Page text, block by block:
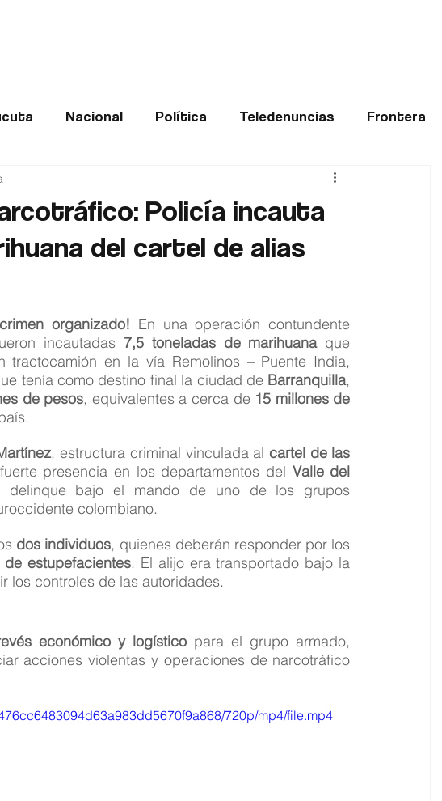
Nacional Política Teledenuncias Frontera
Buenas noticias
Norte de Santander
Policía incauta
del cartel de alias
organizado! En una operación contundente
incautadas 7,5 toneladas de marihuana que
tractocamión en la vía Remolinos – Puente India,
tenía como destino final la ciudad de Barranquilla,
de pesos, equivalentes a cerca de 15 millones de
, estructura criminal vinculada al cartel de las
presencia en los departamentos del Valle del
delinque bajo el mando de uno de los grupos
colombiano.
dos individuos, quienes deberán responder por los
estupefacientes. El alijo era transportado bajo la
los controles de las autoridades.
económico y logístico para el grupo armado,
acciones violentas y operaciones de narcotráfico
720p/mp4/file.mp4